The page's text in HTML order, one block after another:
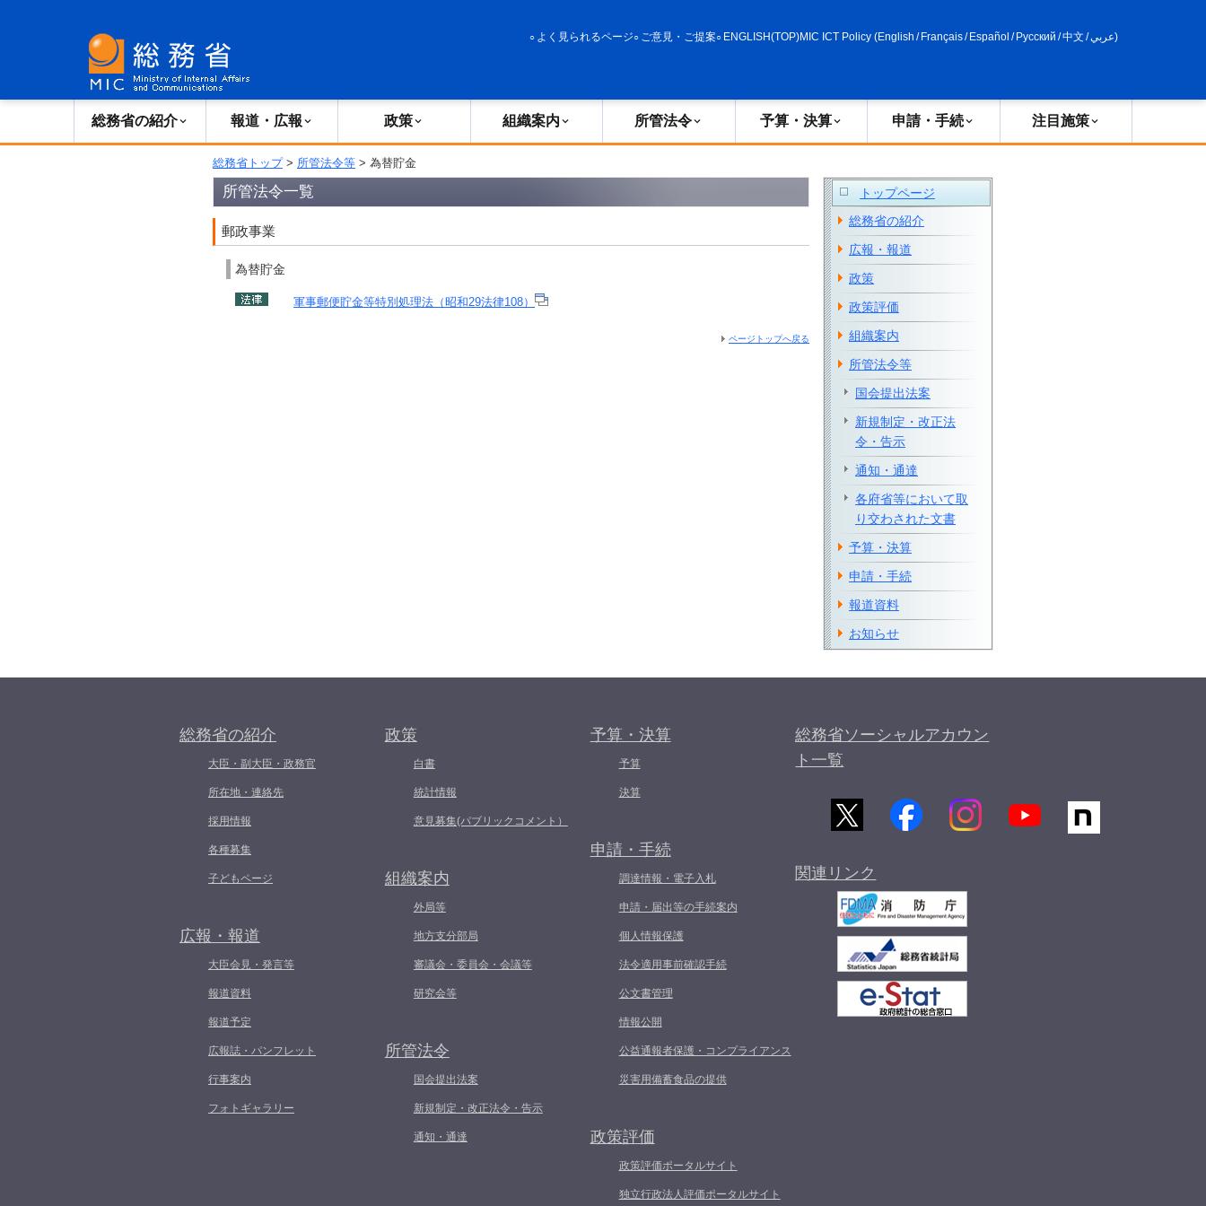
よく見られるページ ご意見・ご提案 ENGLISH(TOP)MIC ICT Policy (English / Français/ Español / Русский /中文 /عربي)
総務省の紹介 報道・広報 政策 組織案内 所管法令 予算・決算 申請・手続 注目施策
総務省トップ> 所管法令等 > 為替貯金
所管法令一覧
郵政事業
為替貯金
軍事郵便貯金等特別処理法（昭和29法律108）
ページトップへ戻る
トップページ
総務省の紹介
広報・報道
政策
政策評価
組織案内
所管法令等
国会提出法案
新規制定・改正法
令・告示
通知・通達
各府省等において取
り交わされた文書
予算・決算
申請・手続
報道資料
お知らせ
総務省の紹介
大臣・副大臣・政務官
所在地・連絡先
採用情報
各種募集
子どもページ
広報・報道
大臣会見・発言等
報道資料
報道予定
広報誌・パンフレット
行事案内
フォトギャラリー
政策
白書
統計情報
意見募集(パブリックコメント）
組織案内
外局等
地方支分部局
審議会・委員会・会議等
研究会等
所管法令
国会提出法案
新規制定・改正法令・告示
通知・通達
予算・決算
予算
決算
申請・手続
調達情報・電子入札
申請・届出等の手続案内
個人情報保護
法令適用事前確認手続
公文書管理
情報公開
公益通報者保護・コンプライアンス
災害用備蓄食品の提供
政策評価
政策評価ポータルサイト
独立行政法人評価ポータルサイト
総務省ソーシャルアカウン
ト一覧
関連リンク